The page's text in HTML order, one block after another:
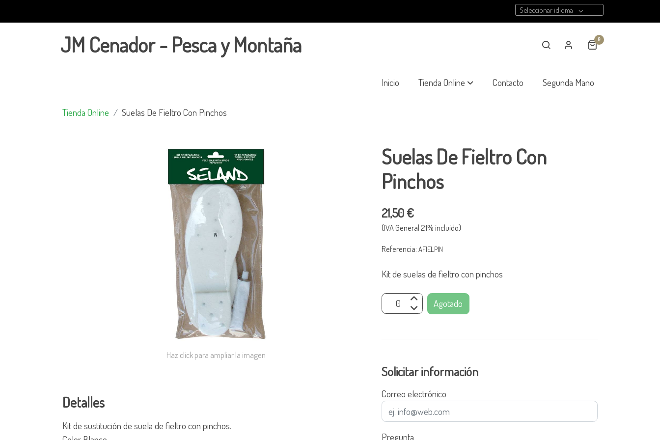
Seleccionar idioma
JM Cenador - Pesca y Montaña 0
Inicio Tienda Online Contacto Segunda Mano
Tienda Online Suelas De Fieltro Con Pinchos
Haz click para ampliar la imagen
Detalles
Kit de sustitución de suela de fieltro con pinchos.
Suelas De Fieltro Con
Pinchos
21,50 €
(IVA General 21% incluido)
Referencia:AFIELPIN
Kit de suelas de fieltro con pinchos
Agotado
Solicitar información
Correo electrónico
Pregunta